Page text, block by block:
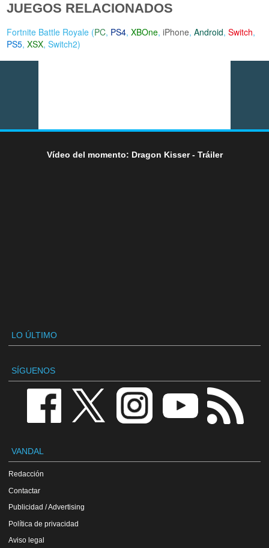
JUEGOS RELACIONADOS
Fortnite Battle Royale (PC, PS4,XBOne,iPhone,Android,Switch,
PS5,XSX,Switch2)
Vídeo del momento: Dragon Kisser - Tráiler
LO ÚLTIMO
SÍGUENOS
VANDAL
Redacción
Contactar
Publicidad / Advertising
Política de privacidad
Aviso legal